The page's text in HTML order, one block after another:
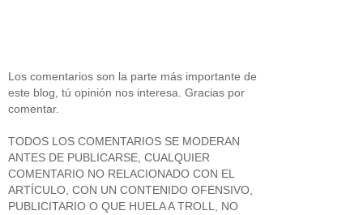
Los comentarios son la parte más importante de
este blog, tú opinión nos interesa. Gracias por
comentar.
TODOS LOS COMENTARIOS SE MODERAN
ANTES DE PUBLICARSE, CUALQUIER
COMENTARIO NO RELACIONADO CON EL
ARTÍCULO, CON UN CONTENIDO OFENSIVO,
PUBLICITARIO O QUE HUELA A TROLL, NO